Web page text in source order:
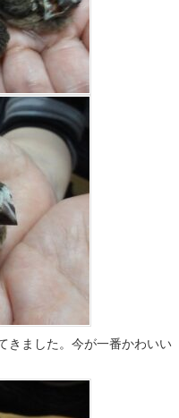
きました。今が一番かわいい